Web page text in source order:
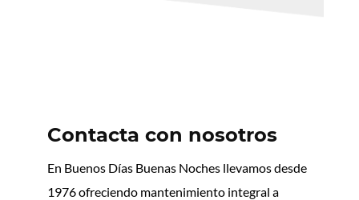
Contacta con nosotros
En Buenos Días Buenas Noches llevamos desde
1976 ofreciendo mantenimiento integral a